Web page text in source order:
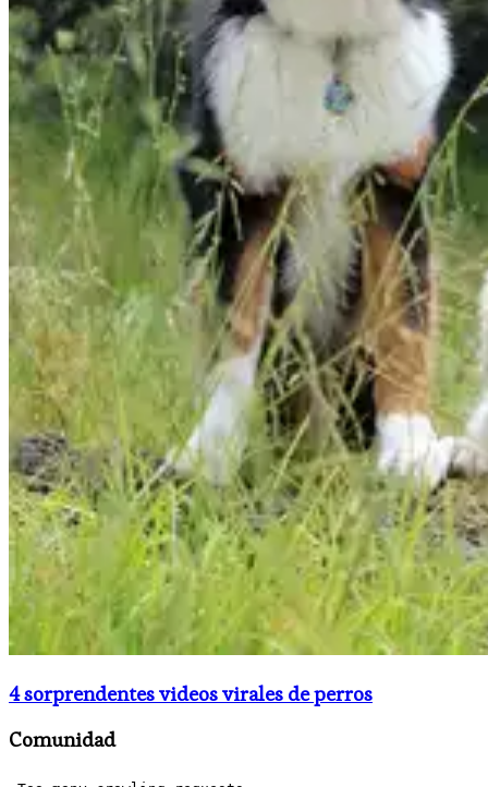
4 sorprendentes videos virales de perros
Comunidad